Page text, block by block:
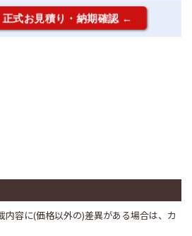
内容に(価格以外の)差異がある場合は、カ